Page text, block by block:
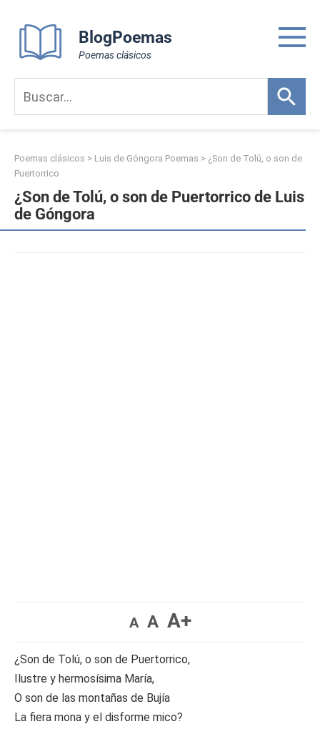
content
BlogPoemas
Poemas clásicos
Poemas clásicos > Luis de Góngora Poemas > ¿Son de Tolú, o son de
Puertorrico
¿Son de Tolú, o son de Puertorrico de Luis
de Góngora
A A A+
¿Son de Tolú, o son de Puertorrico,
Ilustre y hermosísima María,
O son de las montañas de Bujía
La fiera mona y el disforme mico?